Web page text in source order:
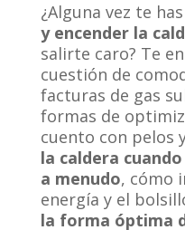
¿Alguna vez te
y encender la
salirte caro? Te
cuestión de
facturas de gas
formas de
cuento con pelos
la caldera
a menudo, cómo
energía y el
la forma óptima